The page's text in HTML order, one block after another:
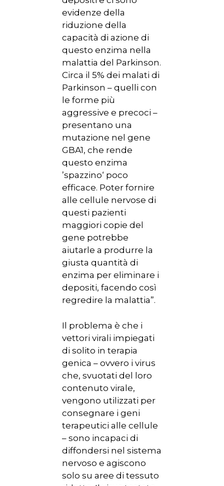
evidenze della
riduzione della
capacità di azione di
questo enzima nella
malattia del Parkinson.
Circa il 5% dei malati di
Parkinson – quelli con
le forme più
aggressive e precoci –
presentano una
mutazione nel gene
GBA1, che rende
questo enzima
’spazzino‘ poco
efficace. Poter fornire
alle cellule nervose di
questi pazienti
maggiori copie del
gene potrebbe
aiutarle a produrre la
giusta quantità di
enzima per eliminare i
depositi, facendo così
regredire la malattia”.
Il problema è che i
vettori virali impiegati
di solito in terapia
genica – ovvero i virus
che, svuotati del loro
contenuto virale,
vengono utilizzati per
consegnare i geni
terapeutici alle cellule
– sono incapaci di
diffondersi nel sistema
nervoso e agiscono
solo su aree di tessuto